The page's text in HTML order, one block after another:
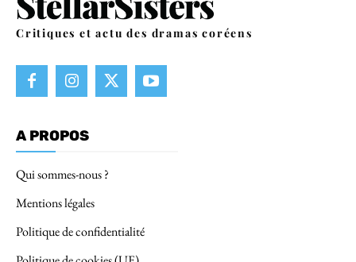
Critiques et actu des dramas coréens
A PROPOS
Qui sommes-nous ?
Mentions légales
Politique de confidentialité